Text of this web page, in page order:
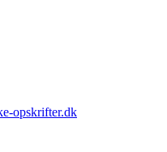
opskrifter.dk